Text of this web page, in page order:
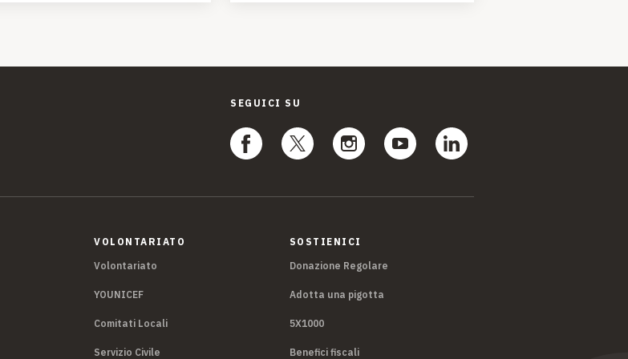
SEGUICI SU
VOLONTARIATO
Volontariato
YOUNICEF
Comitati Locali
Servizio Civile
SOSTIENICI
Donazione Regolare
Adotta una pigotta
5X1000
Benefici fiscali